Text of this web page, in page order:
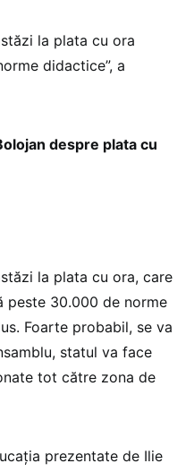
la plata cu ora
didactice”, a
despre plata cu
la plata cu ora, care
peste 30.000 de norme
Foarte probabil, se va
statul va face
tot către zona de
prezentate de Ilie